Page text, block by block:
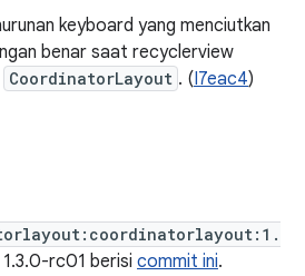
keyboard yang menciutkan
benar saat recyclerview
CoordinatorLayout . (I7eac4)
1.3.0-rc01 berisi commit ini.